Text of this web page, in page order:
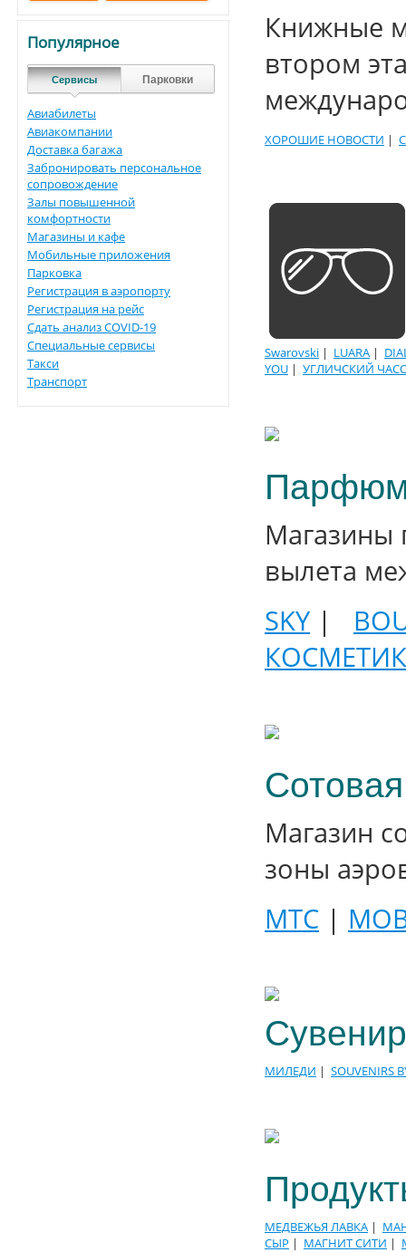
Популярное
Сервисы Парковки
Авиабилеты
Авиакомпании
Доставка багажа
Забронировать персональное
сопровождение
Залы повышенной
комфортности
Магазины и кафе
Мобильные приложения
Парковка
Регистрация в аэропорту
Регистрация на рейс
Сдать анализ COVID-19
Специальные сервисы
Такси
Транспорт
Книжные
втором
ХОРОШИЕ НОВОСТИ |
Swarovski | LUARA |
YOU | УГЛИЧСКИЙ
Магазины
вылета
SKY |
КОСМЕТИК
Магазин
зоны
МТС |
МИЛЕДИ | SOUVENIRS
МЕДВЕЖЬЯ ЛАВКА |
СЫР | МАГНИТ СИТИ |